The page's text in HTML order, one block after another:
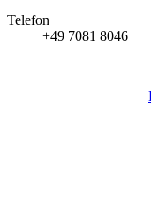
Telefon
+49 7081 8046